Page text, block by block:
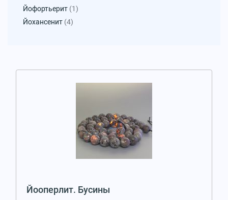
Йофортьерит (1)
Йохансенит (4)
Йооперлит. Бусины